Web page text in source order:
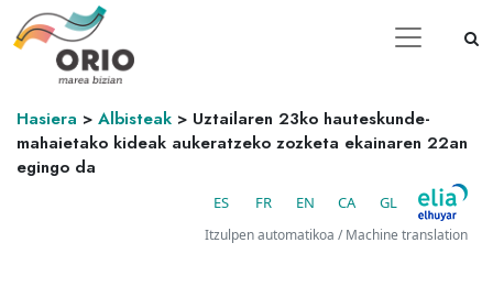
Hasiera > Albisteak > Uztailaren 23ko hauteskunde-
mahaietako kideak aukeratzeko zozketa ekainaren 22an
egingo da
ES FR EN CA GL
Itzulpen automatikoa / Machine translation